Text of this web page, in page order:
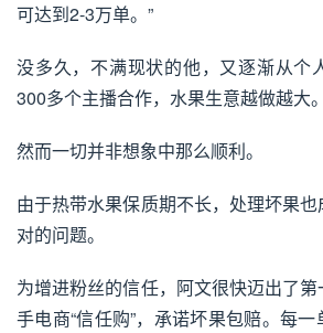
可达到2-3万单。”
没多久，不满现状的他，又逐渐从个
300多个主播合作，水果生意越做越大。
然而一切并非想象中那么顺利。
由于热带水果保质期不长，处理坏果
对的问题。
为增进粉丝的信任，阿文很快迈出了
手电商“信任购”，承诺坏果包赔。每